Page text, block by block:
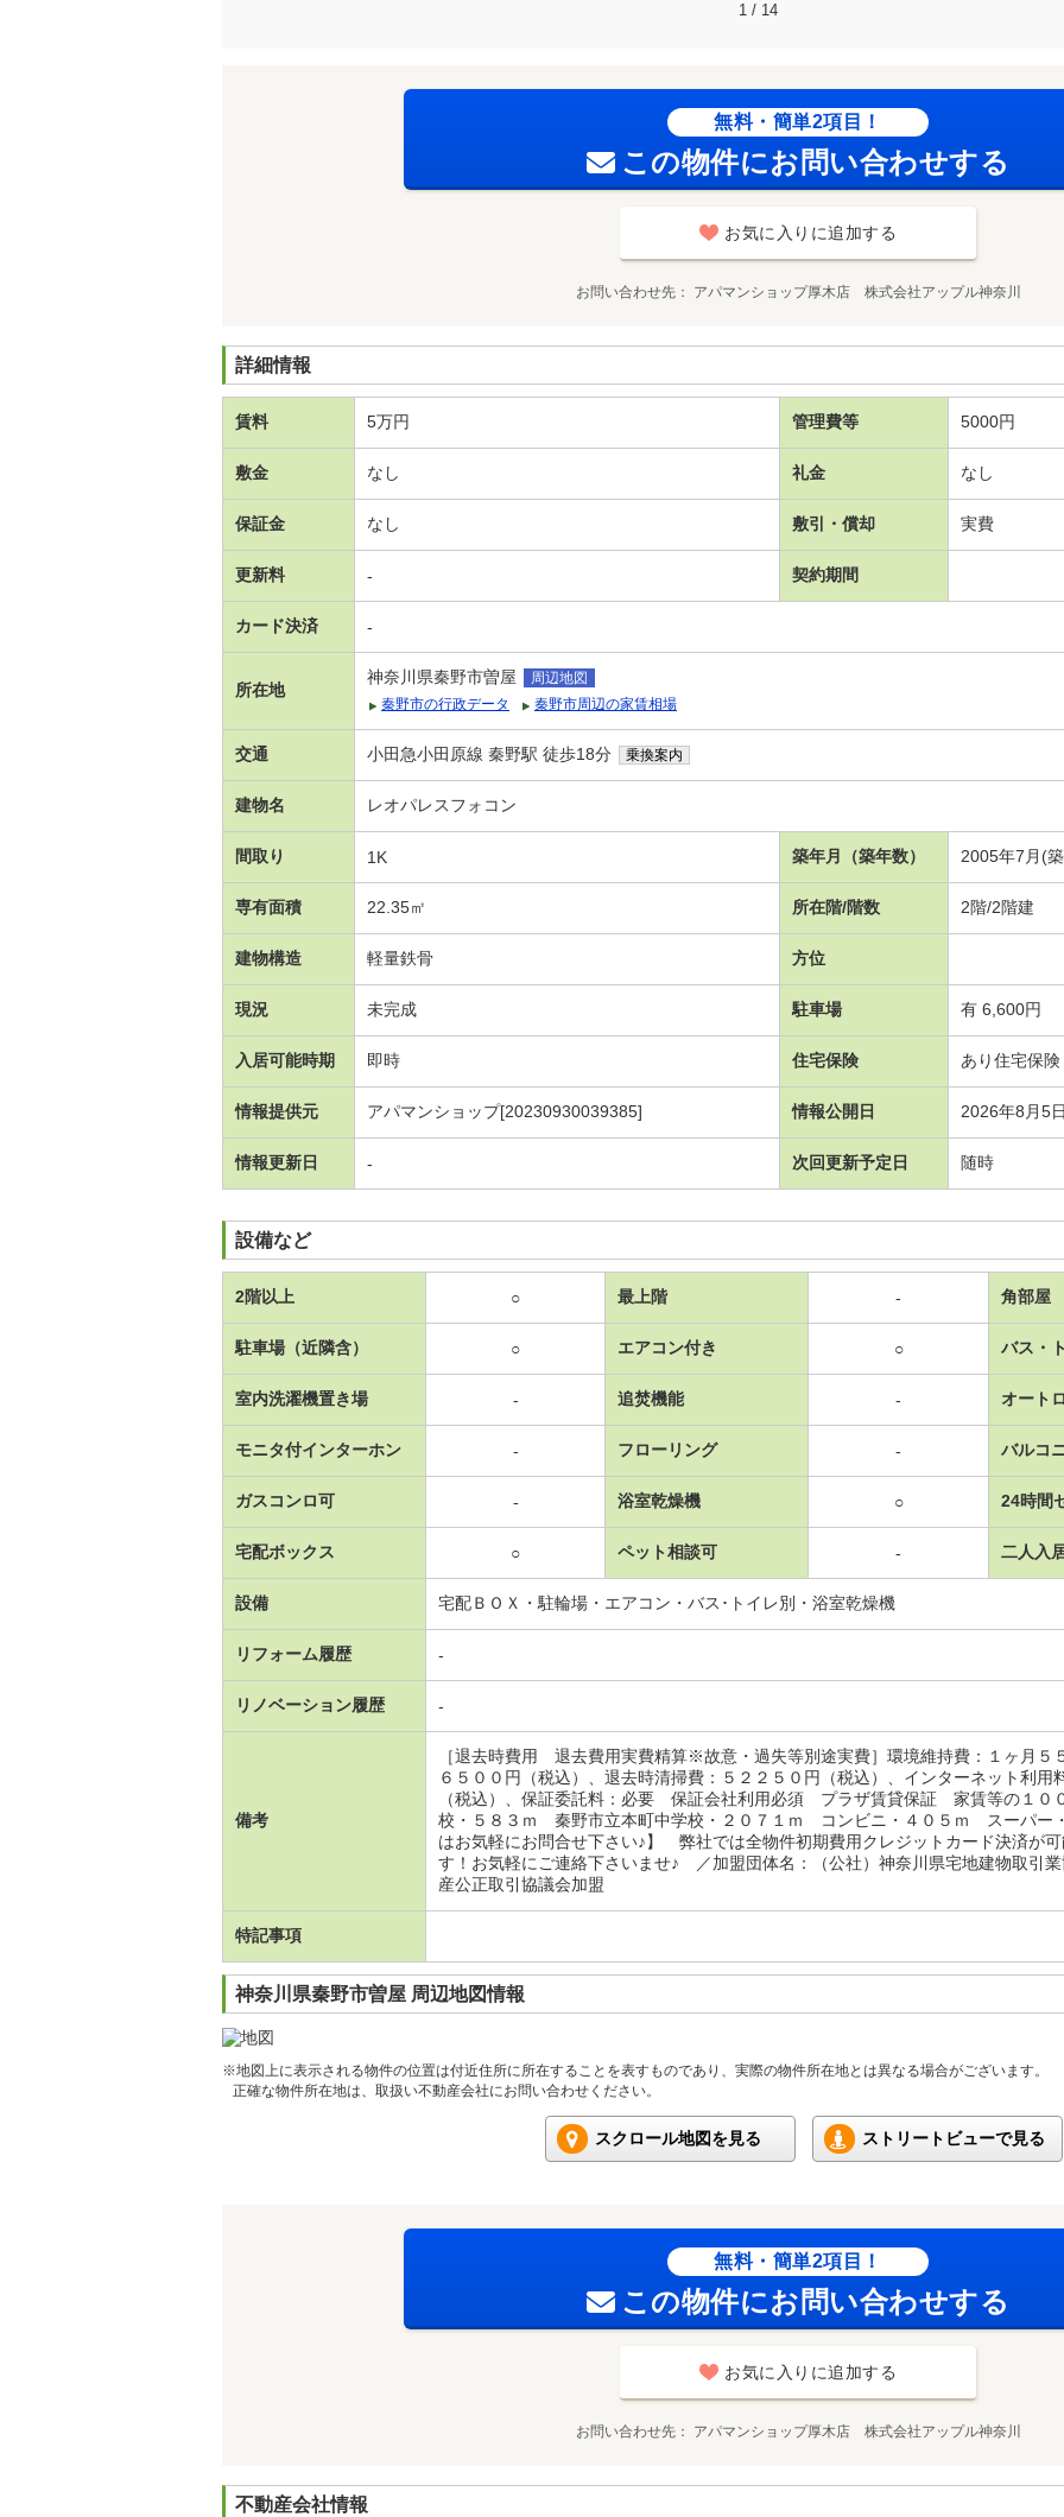
1 / 14
無料・簡単2項目！
この物件にお問い合わせする
お気に入りに追加する
お問い合わせ先 アパマンショップ厚木店 株式会社アップル神奈川
詳細情報
賃料 5万円 管理費等 5000円
敷金 なし 礼金 なし
保証金 なし 敷引・償却 実費
更新料 - 契約期間
カード決済 -
所在地
神奈川県秦野市曽屋
周辺地図
秦野市の行政データ
秦野市周辺の家賃相場
交通 小田急小田原線 秦野駅 徒歩18分 乗換案内
建物名 レオパレスフォコン
間取り 1K 築年月（築年数） 2005年7月(
専有面積 22.35㎡ 所在階/階数 2階/2階建
建物構造 軽量鉄骨 方位
現況 未完成 駐車場 有 6,600円
入居可能時期 即時 住宅保険 あり住宅保
情報提供元 アパマンショップ[20230930039385] 情報公開日 2026年8月5日
情報更新日 - 次回更新予定日 随時
設備など
2階以上 ○ 最上階 - 角部屋
駐車場（近隣含） ○ エアコン付き ○ バス・
室内洗濯機置き場 - 追焚機能 - オート
モニタ付インターホン - フローリング - バルコ
ガスコンロ可 - 浴室乾燥機 ○ 24時間
宅配ボックス ○ ペット相談可 - 二人入
設備 宅配ＢＯＸ・駐輪場・エアコン・バス･トイレ別・浴室乾燥機
リフォーム履歴 -
リノベーション履歴 -
備考
［退去時費用 退去費用実費精算※故意・過失等別途実費］環境維持費：１ヶ月５
６５００円（税込）、退去時清掃費：５２２５０円（税込）、インターネット利用
（税込）、保証委託料：必要 保証会社利用必須 プラザ賃貸保証 家賃等の１０
校・５８３ｍ 秦野市立本町中学校・２０７１ｍ コンビニ・４０５ｍ スーパ
はお気軽にお問合せ下さい♪】 弊社では全物件初期費用クレジットカード決済が
す！お気軽にご連絡下さいませ♪ ／加盟団体名：（公社）神奈川県宅地建物取
産公正取引協議会加盟
特記事項
神奈川県秦野市曽屋 周辺地図情報
※地図上に表示される物件の位置は付近住所に所在することを表すものであり、実際の物件所在地とは異なる場合がございます。
正確な物件所在地は、取扱い不動産会社にお問い合わせください。
スクロール地図を見る ストリートビューで見る
無料・簡単2項目！
この物件にお問い合わせする
お気に入りに追加する
お問い合わせ先 アパマンショップ厚木店 株式会社アップル神奈川
不動産会社情報